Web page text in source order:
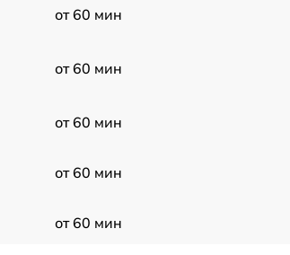
от 60 мин
от 60 мин
от 60 мин
от 60 мин
от 60 мин